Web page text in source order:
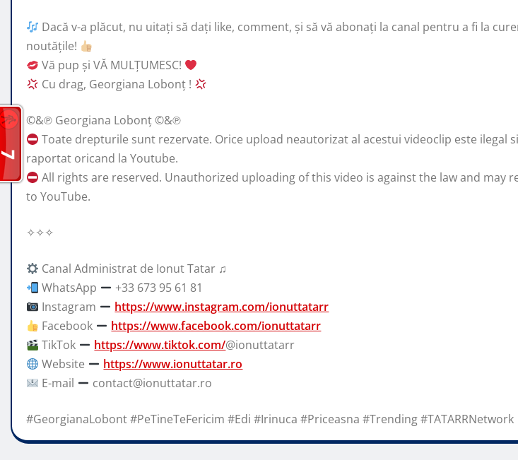
Dacă v-a plăcut, nu uitați să dați like, comment, și să vă abonați la canal pentru a fi la
noutățile!
Vă pup și VĂ MULȚUMESC!
Cu drag, Georgiana Lobonț !
©&℗ Georgiana Lobonț ©&℗
Toate drepturile sunt rezervate. Orice upload neautorizat al acestui videoclip este ilegal
raportat oricand la Youtube.
All rights are reserved. Unauthorized uploading of this video is against the law and may
to YouTube.
✧✧✧
Canal Administrat de Ionut Tatar ♫
WhatsApp
+33 673 95 61 81
Instagram
https://www.instagram.com/ionuttatarr
Facebook
https://www.facebook.com/ionuttatarr
TikTok
https://www.tiktok.com/@ionuttatarr
Website
https://www.ionuttatar.ro
E-mail
contact@ionuttatar.ro
#GeorgianaLobont #PeTineTeFericim #Edi #Irinuca #Priceasna #Trending #TATARRNetwork